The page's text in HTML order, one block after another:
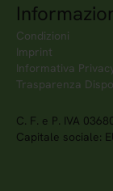
Condizioni
Imprint
Informativa
Trasparenza
C. F. e P. IVA
Capitale sociale: